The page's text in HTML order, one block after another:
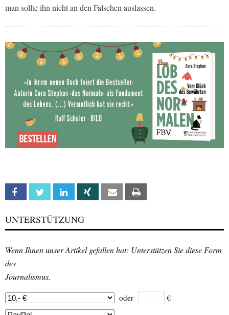
man sollte ihn nicht an den Falschen auslassen.
Facebook Twitter Linkedin Xing Email
UNTERSTÜTZUNG
Wenn Ihnen unser Artikel gefallen hat: Unterstützen Sie diese Form
des
Journalismus.
oder €